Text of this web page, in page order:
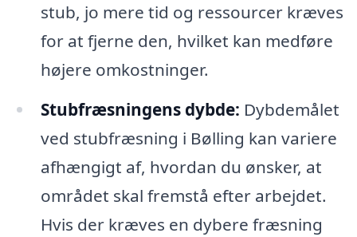
stub, jo mere tid og ressourcer kræves
for at fjerne den, hvilket kan medføre
højere omkostninger.
Stubfræsningens dybde: Dybdemålet
ved stubfræsning i Bølling kan variere
afhængigt af, hvordan du ønsker, at
området skal fremstå efter arbejdet.
Hvis der kræves en dybere fræsning